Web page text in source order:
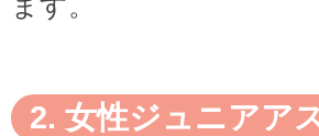
2. 女性ジュニアア